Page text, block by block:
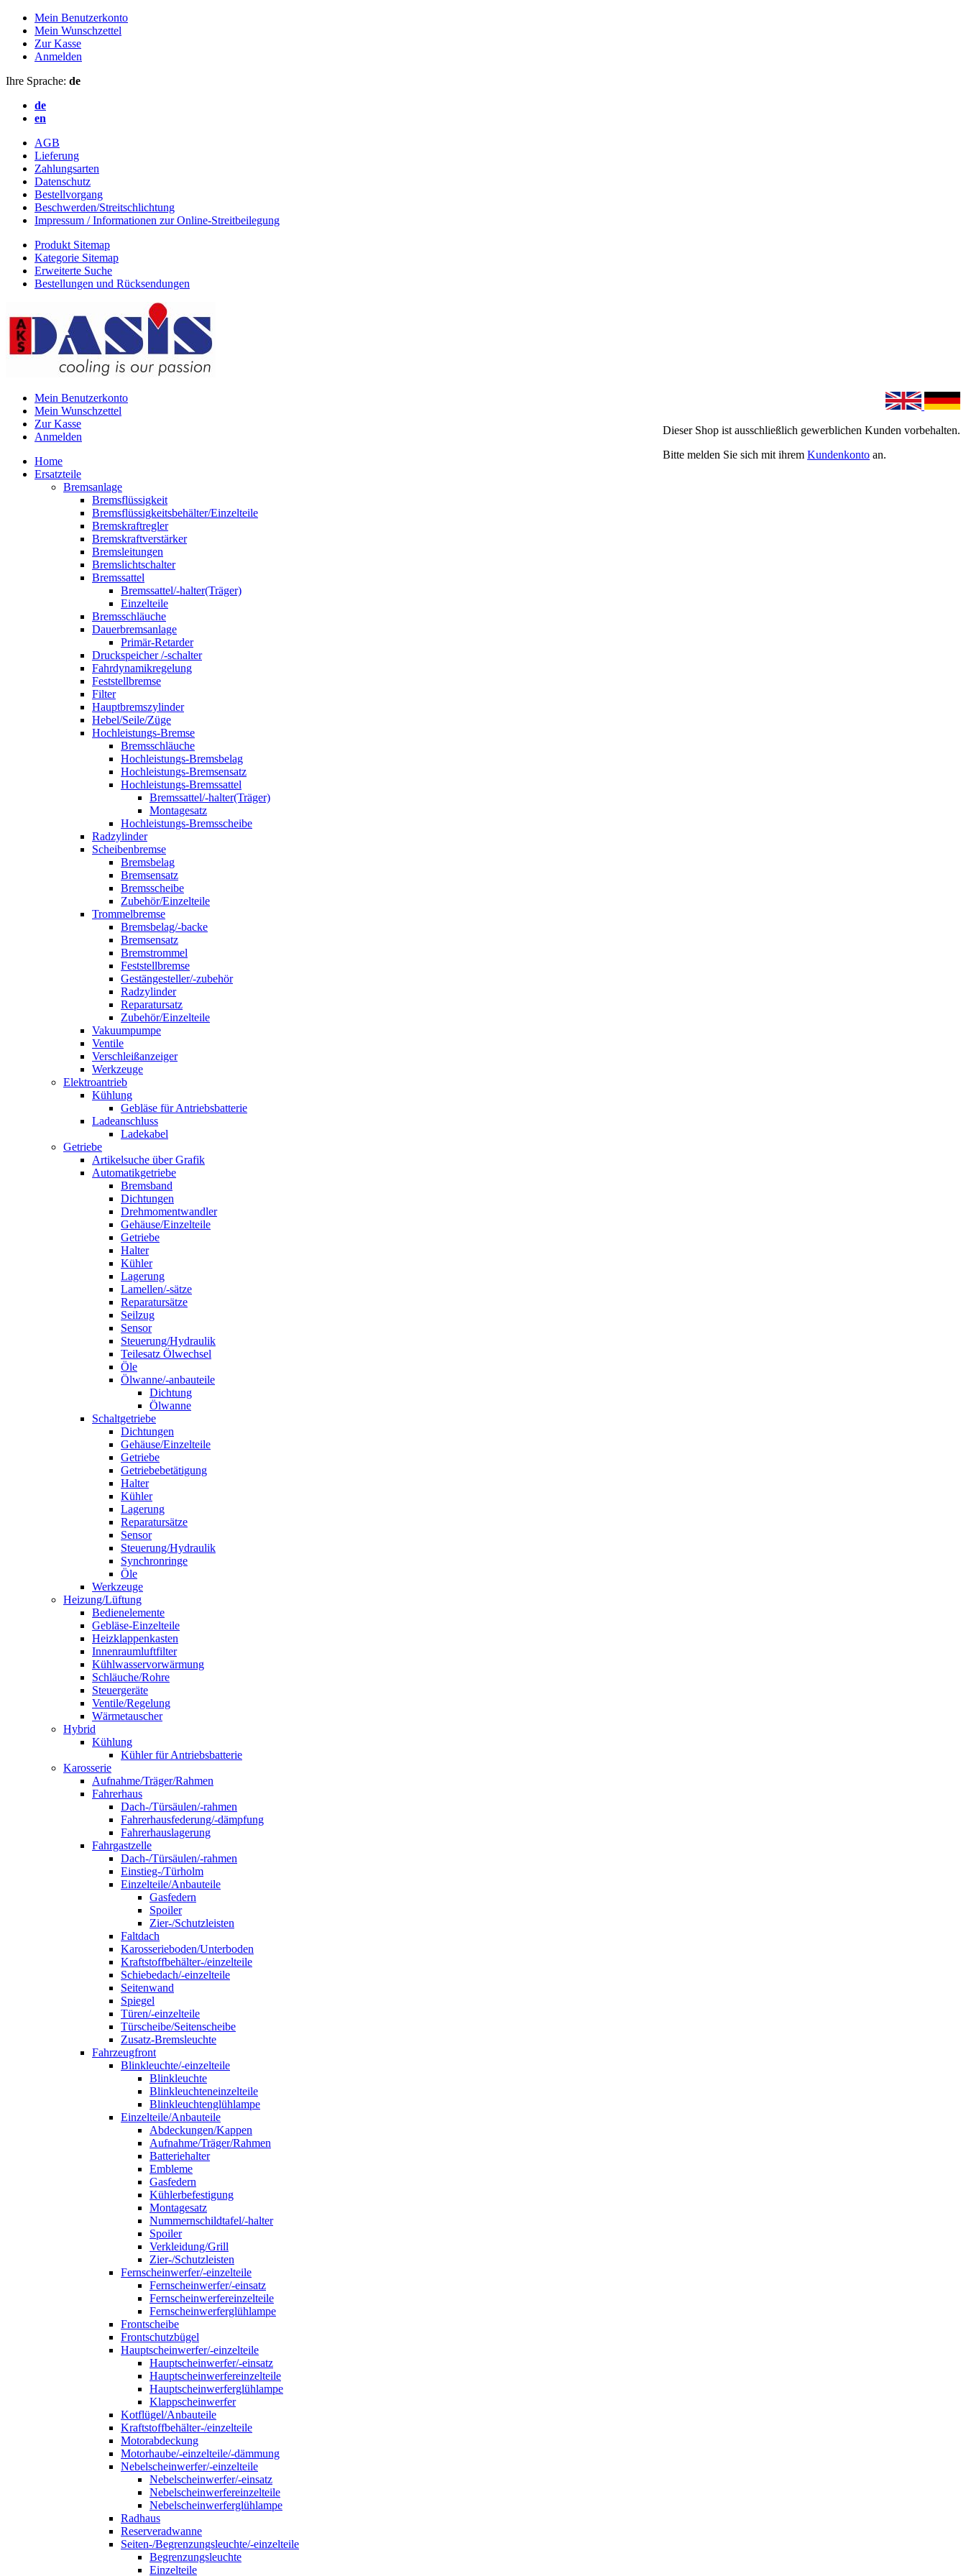
Mein Benutzerkonto
Mein Wunschzettel
Zur Kasse
Anmelden
Ihre Sprache: de
de
en
AGB
Lieferung
Zahlungsarten
Datenschutz
Bestellvorgang
Beschwerden/Streitschlichtung
Impressum / Informationen zur Online-Streitbeilegung
Produkt Sitemap
Kategorie Sitemap
Erweiterte Suche
Bestellungen und Rücksendungen
Dieser Shop ist ausschließlich gewerblichen Kunden vorbehalten.
Bitte melden Sie sich mit ihrem Kundenkonto an.
Mein Benutzerkonto
Mein Wunschzettel
Zur Kasse
Anmelden
Home
Ersatzteile
Bremsanlage
Bremsflüssigkeit
Bremsflüssigkeitsbehälter/Einzelteile
Bremskraftregler
Bremskraftverstärker
Bremsleitungen
Bremslichtschalter
Bremssattel
Bremssattel/-halter(Träger)
Einzelteile
Bremsschläuche
Dauerbremsanlage
Primär-Retarder
Druckspeicher /-schalter
Fahrdynamikregelung
Feststellbremse
Filter
Hauptbremszylinder
Hebel/Seile/Züge
Hochleistungs-Bremse
Bremsschläuche
Hochleistungs-Bremsbelag
Hochleistungs-Bremsensatz
Hochleistungs-Bremssattel
Bremssattel/-halter(Träger)
Montagesatz
Hochleistungs-Bremsscheibe
Radzylinder
Scheibenbremse
Bremsbelag
Bremsensatz
Bremsscheibe
Zubehör/Einzelteile
Trommelbremse
Bremsbelag/-backe
Bremsensatz
Bremstrommel
Feststellbremse
Gestängesteller/-zubehör
Radzylinder
Reparatursatz
Zubehör/Einzelteile
Vakuumpumpe
Ventile
Verschleißanzeiger
Werkzeuge
Elektroantrieb
Kühlung
Gebläse für Antriebsbatterie
Ladeanschluss
Ladekabel
Getriebe
Artikelsuche über Grafik
Automatikgetriebe
Bremsband
Dichtungen
Drehmomentwandler
Gehäuse/Einzelteile
Getriebe
Halter
Kühler
Lagerung
Lamellen/-sätze
Reparatursätze
Seilzug
Sensor
Steuerung/Hydraulik
Teilesatz Ölwechsel
Öle
Ölwanne/-anbauteile
Dichtung
Ölwanne
Schaltgetriebe
Dichtungen
Gehäuse/Einzelteile
Getriebe
Getriebebetätigung
Halter
Kühler
Lagerung
Reparatursätze
Sensor
Steuerung/Hydraulik
Synchronringe
Öle
Werkzeuge
Heizung/Lüftung
Bedienelemente
Gebläse-Einzelteile
Heizklappenkasten
Innenraumluftfilter
Kühlwasservorwärmung
Schläuche/Rohre
Steuergeräte
Ventile/Regelung
Wärmetauscher
Hybrid
Kühlung
Kühler für Antriebsbatterie
Karosserie
Aufnahme/Träger/Rahmen
Fahrerhaus
Dach-/Türsäulen/-rahmen
Fahrerhausfederung/-dämpfung
Fahrerhauslagerung
Fahrgastzelle
Dach-/Türsäulen/-rahmen
Einstieg-/Türholm
Einzelteile/Anbauteile
Gasfedern
Spoiler
Zier-/Schutzleisten
Faltdach
Karosserieboden/Unterboden
Kraftstoffbehälter-/einzelteile
Schiebedach/-einzelteile
Seitenwand
Spiegel
Türen/-einzelteile
Türscheibe/Seitenscheibe
Zusatz-Bremsleuchte
Fahrzeugfront
Blinkleuchte/-einzelteile
Blinkleuchte
Blinkleuchteneinzelteile
Blinkleuchtenglühlampe
Einzelteile/Anbauteile
Abdeckungen/Kappen
Aufnahme/Träger/Rahmen
Batteriehalter
Embleme
Gasfedern
Kühlerbefestigung
Montagesatz
Nummernschildtafel/-halter
Spoiler
Verkleidung/Grill
Zier-/Schutzleisten
Fernscheinwerfer/-einzelteile
Fernscheinwerfer/-einsatz
Fernscheinwerfereinzelteile
Fernscheinwerferglühlampe
Frontscheibe
Frontschutzbügel
Hauptscheinwerfer/-einzelteile
Hauptscheinwerfer/-einsatz
Hauptscheinwerfereinzelteile
Hauptscheinwerferglühlampe
Klappscheinwerfer
Kotflügel/Anbauteile
Kraftstoffbehälter-/einzelteile
Motorabdeckung
Motorhaube/-einzelteile/-dämmung
Nebelscheinwerfer/-einzelteile
Nebelscheinwerfer/-einsatz
Nebelscheinwerfereinzelteile
Nebelscheinwerferglühlampe
Radhaus
Reserveradwanne
Seiten-/Begrenzungsleuchte/-einzelteile
Begrenzungsleuchte
Einzelteile